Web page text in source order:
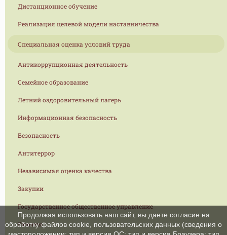
Дистанционное обучение
Реализация целевой модели наставничества
Специальная оценка условий труда
Антикоррупционная деятельность
Семейное образование
Летний оздоровительный лагерь
Информационная безопасность
Безопасность
Антитеррор
Независимая оценка качества
Закупки
Государственное общественное управление
Отзывы
Продолжая использовать наш сайт, вы даете согласие на
обработку файлов cookie, пользовательских данных (сведения о